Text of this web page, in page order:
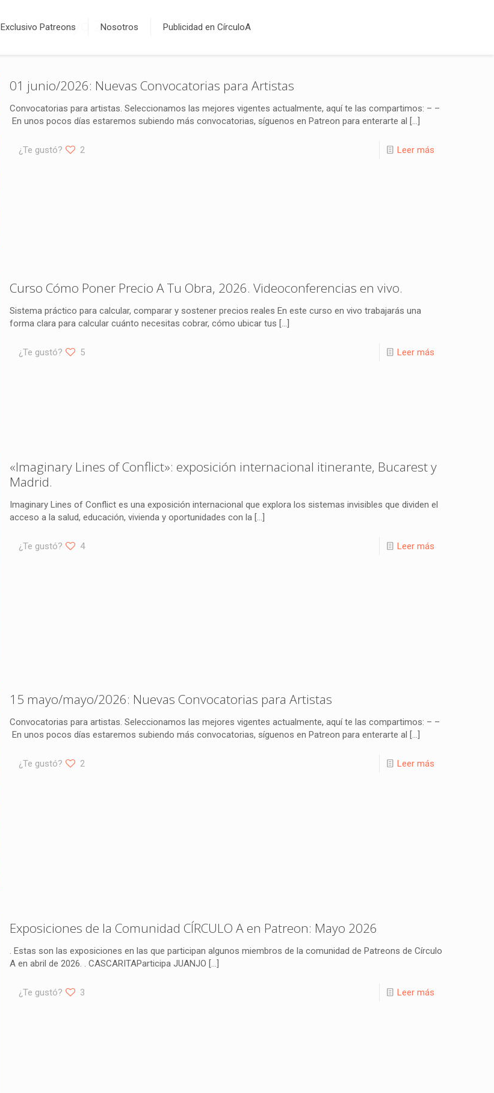
Exclusivo Patreons Nosotros Publicidad en CírculoA
mayo 2026
01 junio/2026: Nuevas Convocatorias para Artistas
Convocatorias para artistas. Seleccionamos las mejores vigentes actualmente, aquí te las compartimos: – –
En unos pocos días estaremos subiendo más convocatorias, síguenos en Patreon para enterarte al […]
¿Te gustó? 2 Leer más
Curso Cómo Poner Precio A Tu Obra, 2026. Videoconferencias en vivo.
Sistema práctico para calcular, comparar y sostener precios reales En este curso en vivo trabajarás una
forma clara para calcular cuánto necesitas cobrar, cómo ubicar tus […]
¿Te gustó? 5 Leer más
«Imaginary Lines of Conflict»: exposición internacional itinerante, Bucarest y
Madrid.
Imaginary Lines of Conflict es una exposición internacional que explora los sistemas invisibles que dividen el
acceso a la salud, educación, vivienda y oportunidades con la […]
¿Te gustó? 4 Leer más
15 mayo/mayo/2026: Nuevas Convocatorias para Artistas
Convocatorias para artistas. Seleccionamos las mejores vigentes actualmente, aquí te las compartimos: – –
En unos pocos días estaremos subiendo más convocatorias, síguenos en Patreon para enterarte al
[…]
¿Te gustó? 2 Leer más
Exposiciones de la Comunidad CÍRCULO A en Patreon: Mayo 2026
. Estas son las exposiciones en las que participan algunos miembros de la comunidad de Patreons de Círculo
A en abril de 2026. . CASCARITAParticipa JUANJO […]
¿Te gustó? 3 Leer más